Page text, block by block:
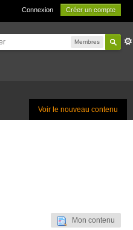
Connexion Créer un compte
Membres
Voir le nouveau contenu
Mon contenu